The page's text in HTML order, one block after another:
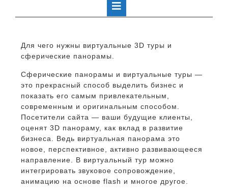
Для чего нужны виртуальные 3D туры и
сферические панорамы.
Сферические панорамы и виртуальные туры —
это прекрасный способ выделить бизнес и
показать его самым привлекательным,
современным и оригинальным способом.
Посетители сайта — ваши будущие клиенты,
оценят 3D панораму, как вклад в развитие
бизнеса. Ведь виртуальная панорама это
новое, перспективное, активно развивающееся
направление. В виртуальный тур можно
интегрировать звуковое сопровождение,
анимацию на основе flash и многое другое.